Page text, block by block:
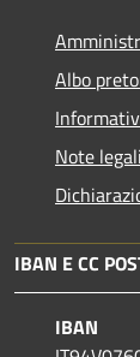
Albo
Note legali
IBAN E CC
IBAN